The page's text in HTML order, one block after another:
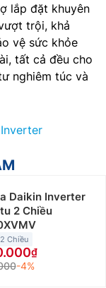
lắp đặt khuyên
trội, khả
vệ sức khỏe
tất cả đều cho
nghiêm túc và
Daikin Inverter
2 Chiều
2 Chiều
-4%